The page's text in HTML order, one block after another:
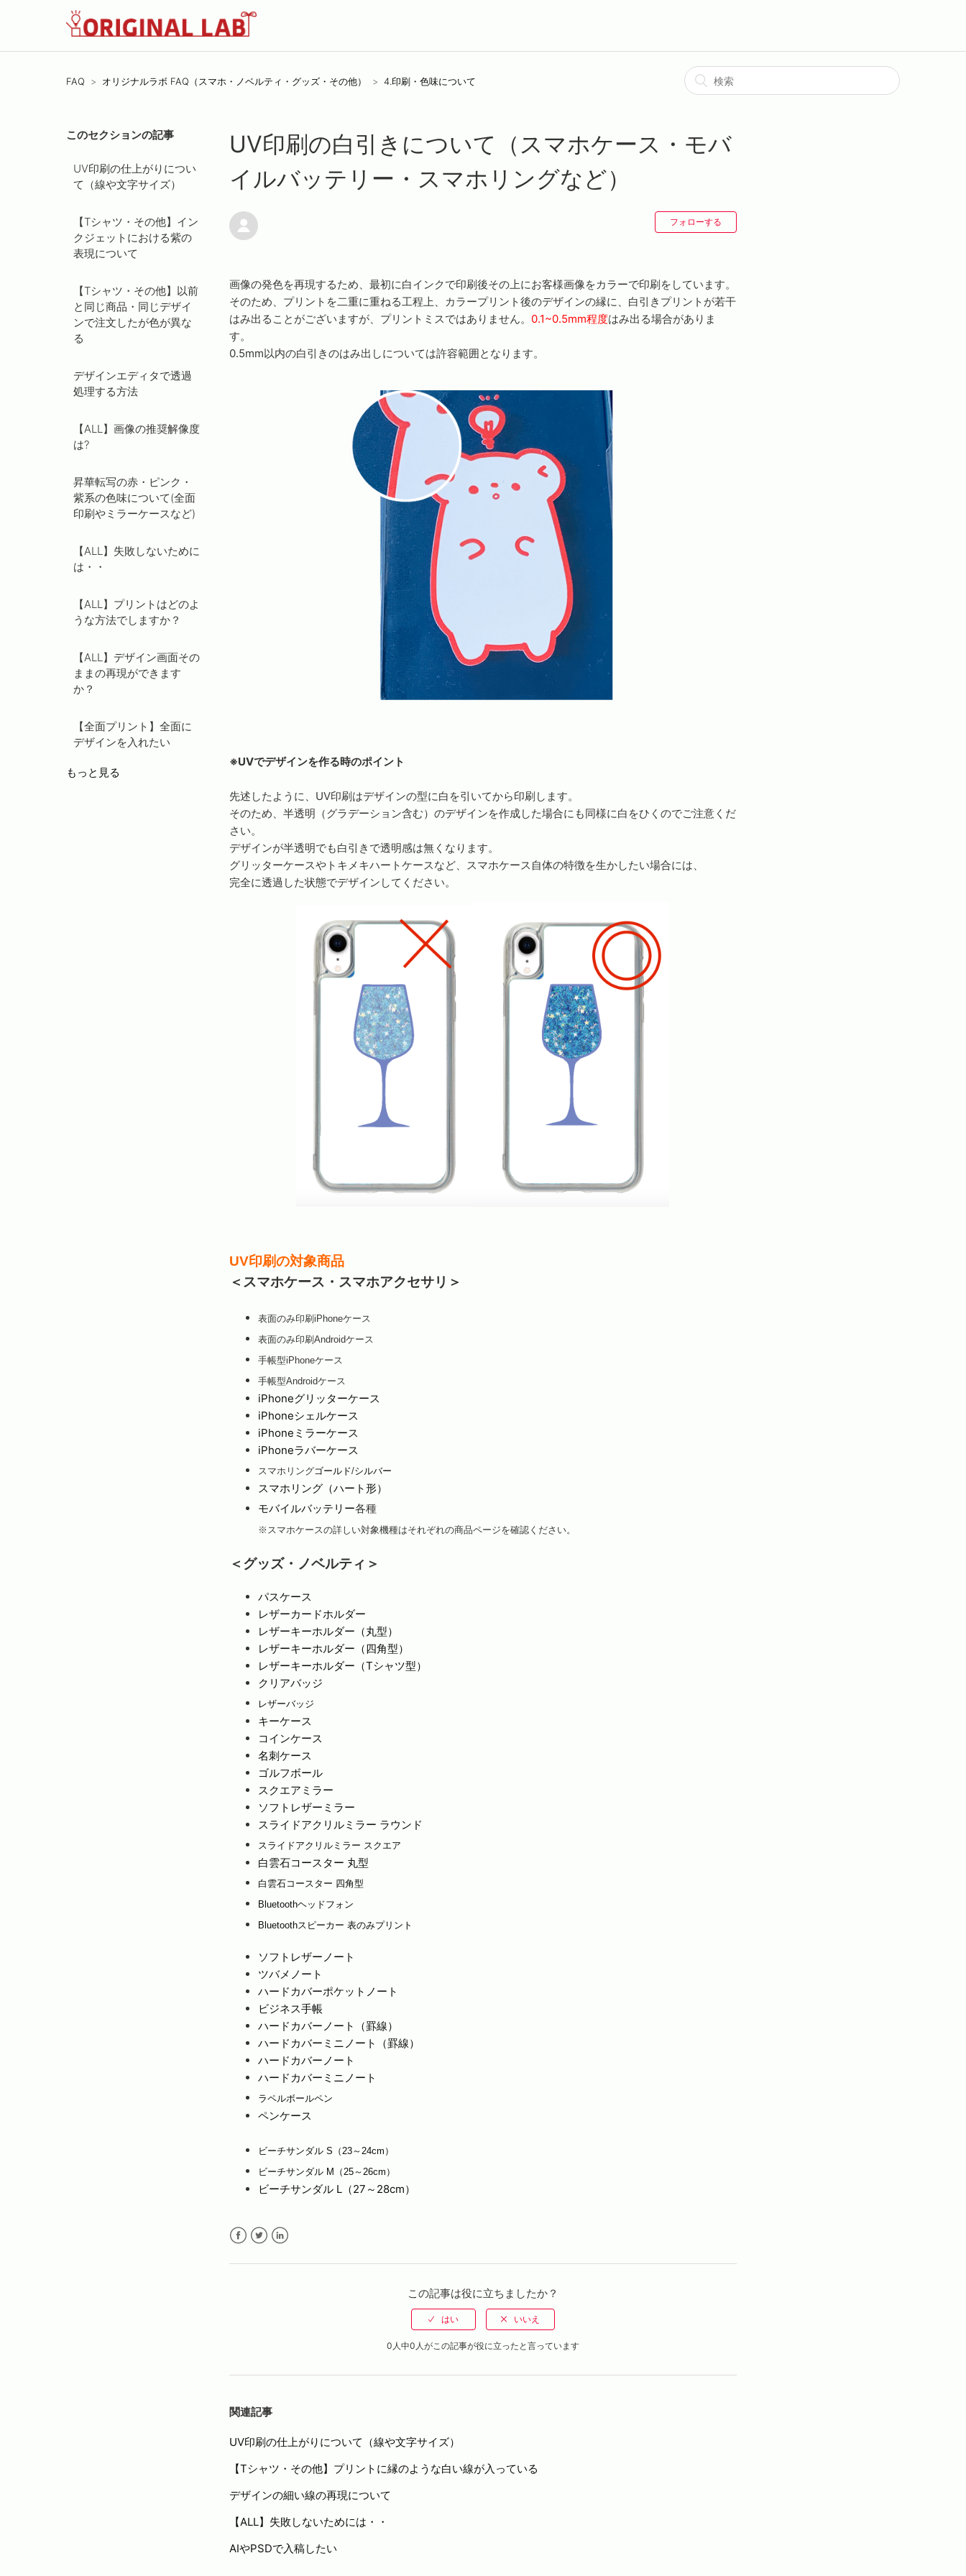
FAQ オリジナルラボ FAQ（スマホ・ノベルティ・グッズ・その他） 4.印刷・色味について
このセクションの記事
UV印刷の仕上がりについ
て（線や文字サイズ）
【Tシャツ・その他】イン
クジェットにおける紫の
表現について
【Tシャツ・その他】以前
と同じ商品・同じデザイ
ンで注文したが色が異な
る
デザインエディタで透過
処理する方法
【ALL】画像の推奨解像度
は?
昇華転写の赤・ピンク・
紫系の色味について(全面
印刷やミラーケースなど)
【ALL】失敗しないために
は・・
【ALL】プリントはどのよ
うな方法でしますか？
【ALL】デザイン画面その
ままの再現ができます
か？
【全面プリント】全面に
デザインを入れたい
もっと見る
UV印刷の白引きについて（スマホケース・モバ
イルバッテリー・スマホリングなど）
フォローする
画像の発色を再現するため、最初に白インクで印刷後その上にお客様画像をカラーで印刷をしています。
そのため、プリントを二重に重ねる工程上、カラープリント後のデザインの縁に、白引きプリントが若干
はみ出ることがございますが、プリントミスではありません。 0.1~0.5mm程度はみ出る場合がありま
す。
0.5mm以内の白引きのはみ出しについては許容範囲となります。
※UVでデザインを作る時のポイント
先述したように、UV印刷はデザインの型に白を引いてから印刷します。
そのため、半透明（グラデーション含む）のデザインを作成した場合にも同様に白をひくのでご注意くだ
さい。
デザインが半透明でも白引きで透明感は無くなります。
グリッターケースやトキメキハートケースなど、スマホケース自体の特徴を生かしたい場合には、
完全に透過した状態でデザインしてください。
UV印刷の対象商品
＜スマホケース・スマホアクセサリ＞
表面のみ印刷iPhoneケース
表面のみ印刷Androidケース
手帳型iPhoneケース
手帳型Androidケース
iPhoneグリッターケース
iPhoneシェルケース
iPhoneミラーケース
iPhoneラバーケース
スマホリングゴールド/シルバー
スマホリング（ハート形）
モバイルバッテリー各種
※スマホケースの詳しい対象機種はそれぞれの商品ページを確認ください。
＜グッズ・ノベルティ＞
パスケース
レザーカードホルダー
レザーキーホルダー（丸型）
レザーキーホルダー（四角型）
レザーキーホルダー（Tシャツ型）
クリアバッジ
レザーバッジ
キーケース
コインケース
名刺ケース
ゴルフボール
スクエアミラー
ソフトレザーミラー
スライドアクリルミラー ラウンド
スライドアクリルミラー スクエア
白雲石コースター 丸型
白雲石コースター 四角型
Bluetoothヘッドフォン
Bluetoothスピーカー 表のみプリント
ソフトレザーノート
ツバメノート
ハードカバーポケットノート
ビジネス手帳
ハードカバーノート（罫線）
ハードカバーミニノート（罫線）
ハードカバーノート
ハードカバーミニノート
ラペルボールペン
ペンケース
ビーチサンダル S（23～24cm）
ビーチサンダル M（25～26cm）
ビーチサンダル L（27～28cm）
この記事は役に立ちましたか？
0人中0人がこの記事が役に立ったと言っています
関連記事
UV印刷の仕上がりについて（線や文字サイズ）
【Tシャツ・その他】プリントに縁のような白い線が入っている
デザインの細い線の再現について
【ALL】失敗しないためには・・
AIやPSDで入稿したい